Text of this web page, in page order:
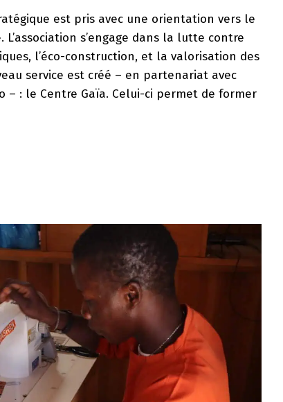
est pris avec une orientation vers le
s’engage dans la lutte contre
l’éco-construction, et la valorisation des
service est créé – en partenariat avec
– : le Centre Gaïa. Celui-ci permet de former